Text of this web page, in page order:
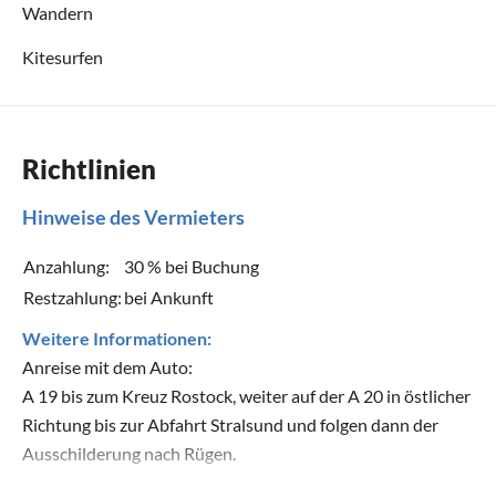
Wandern
Kitesurfen
Richtlinien
Hinweise des Vermieters
Anzahlung:
30 % bei Buchung
Restzahlung: bei Ankunft
Weitere Informationen:
Anreise mit dem Auto:
A 19 bis zum Kreuz Rostock, weiter auf der A 20 in östlicher
Richtung bis zur Abfahrt Stralsund und folgen dann der
Ausschilderung nach Rügen.